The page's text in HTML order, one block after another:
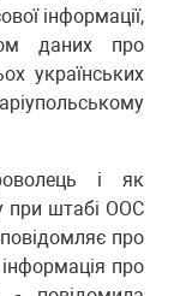
інформації,
даних про
українських
і як
при штабі ООС
про
про